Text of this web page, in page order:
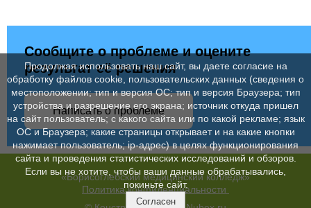
Сообщите о проблеме и оцените
результат её решения
Написать о проблеме
«Борисоглебский медицинский колледж»
Политика конфиденциальности
Продолжая использовать наш сайт, вы даете согласие на
обработку файлов cookie, пользовательских данных (сведения о
местоположении; тип и версия ОС; тип и версия Браузера; тип
устройства и разрешение его экрана; источник откуда пришел
на сайт пользователь; с какого сайта или по какой рекламе; язык
ОС и Браузера; какие страницы открывает и на какие кнопки
нажимает пользователь; ip-адрес) в целях функционирования
сайта и проведения статистических исследований и обзоров.
Если вы не хотите, чтобы ваши данные обрабатывались,
покиньте сайт.
Согласен